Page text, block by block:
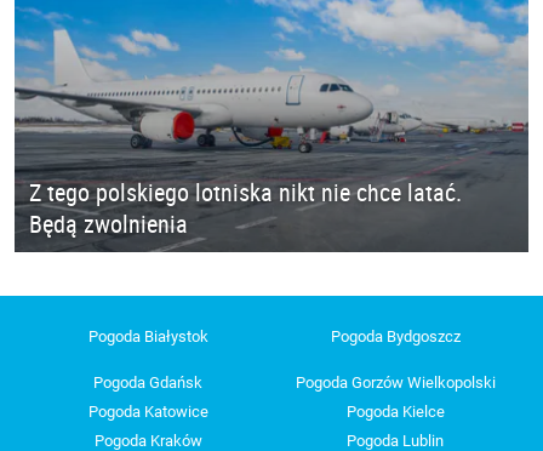
Z tego polskiego lotniska nikt nie chce latać.
Będą zwolnienia
Pogoda Białystok Pogoda Bydgoszcz
Pogoda Gdańsk
Pogoda Gorzów Wielkopolski
Pogoda Katowice
Pogoda Kielce
Pogoda Kraków
Pogoda Lublin